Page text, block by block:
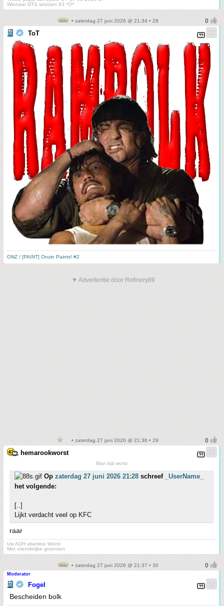
Winnaar DTS seizoen 93 *O*
• zaterdag 27 juni 2026 @ 21:34 • 28
ToT
ONZ / [PAINT] Onzin Paints! #2
▼ Advertentie door Refinery89
• zaterdag 27 juni 2026 @ 21:36 • 29
hemarookworst
Man bijt worst
Op zaterdag 27 juni 2026 21:28 schreef
_UserName_
het volgende:
[..]
Lijkt verdacht veel op KFC
raar
Uw ADH vitamine Worst
Met vriendelijke groenten
• zaterdag 27 juni 2026 @ 21:37 • 30
Moderator
Fogel
Bescheiden bolk